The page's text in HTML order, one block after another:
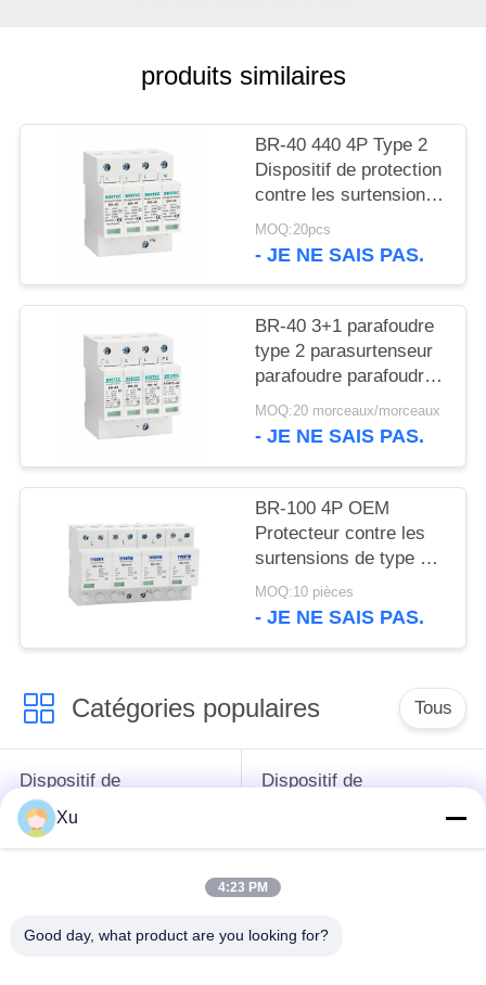
PLAN
POLITIQUE
DE
CONFIDENTIALITÉ
produits similaires
BR-40 440 4P Type 2
Dispositif de protection
contre les surtensions
de 40ka SPD T2
Protection contre les
surtensions ac 440V
Surtensions de type 2
Protecteurs contre les
MOQ:20pcs
- JE NE SAIS PAS.
BR-40 3+1 parafoudre
type 2 parasurtenseur
parafoudre parafoudre
absorbeur de
surtension SPD AC DC
protection contre les
surtensions SPD
MOQ:20 morceaux/morceaux
- JE NE SAIS PAS.
BR-100 4P OEM
Protecteur contre les
surtensions de type 2
Dispositif de protection
contre les surtensions
MOQ:10 pièces
- JE NE SAIS PAS.
Catégories populaires Tous
Dispositif de
protection de montée
subite
Dispositif de
montées subites
Type de dispositif de
subite 3
Xu
4:23 PM
Good day, what product are you looking for?